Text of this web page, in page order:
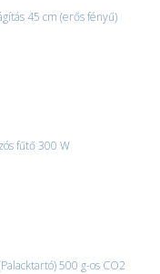
45 cm (erős fényű)
fűtő 300 W
500 g-os CO2